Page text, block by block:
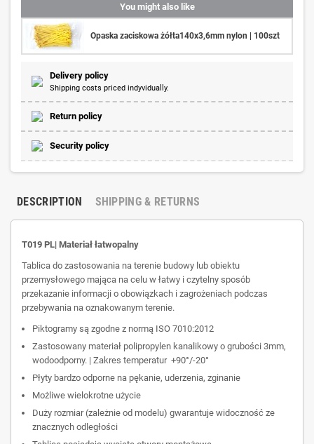
You might also like
Opaska zaciskowa żółta140x3,6mm nylon | 100szt
Delivery policy
Shipping costs priced indyvidually.
Return policy
Security policy
DESCRIPTION SHIPPING & RETURNS
T019 PL| Materiał łatwopalny
Tablica do zastosowania na terenie budowy lub obiektu
przemysłowego mająca na celu w łatwy i czytelny sposób
przekazanie informacji o obowiązkach i zagrożeniach podczas
przebywania na oznakowanym terenie.
Piktogramy są zgodne z normą ISO 7010:2012
Zastosowany materiał polipropylen kanalikowy o grubości 3mm,
wodoodporny. | Zakres temperatur +90°/-20°
Płyty bardzo odporne na pękanie, uderzenia, zginanie
Możliwe wielokrotne użycie
Duży rozmiar (zależnie od modelu) gwarantuje widoczność ze
znacznych odległości